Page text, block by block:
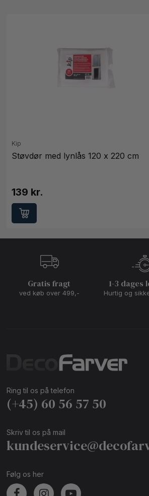
Kip
Støvdør med lynlås 120 x 220 cm
139 kr.
Gratis fragt
ved køb over 499,-
1-3 dages
Hurtig og
Ring til os på telefon
(+45) 60 56 57 50
Skriv til os på mail
Følg os her